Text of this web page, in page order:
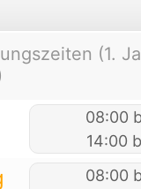
(1.
08:00
14:00
08:00